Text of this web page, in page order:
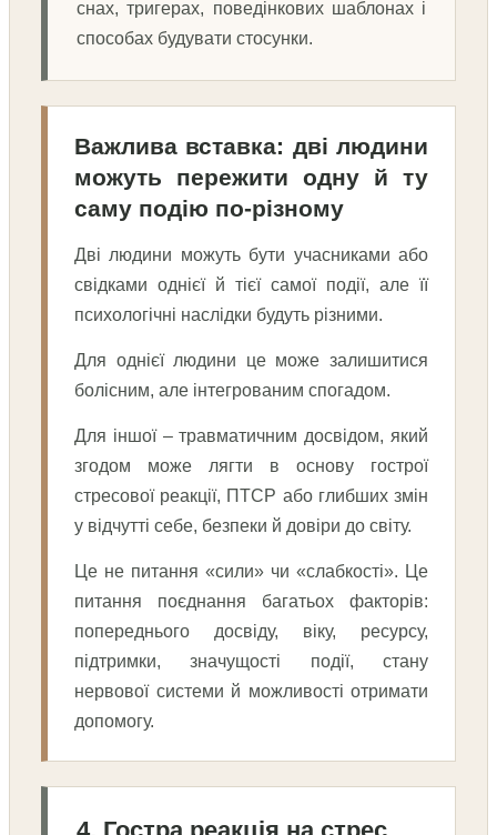
снах, тригерах, поведінкових шаблонах і
способах будувати стосунки.
Важлива вставка: дві людини
можуть пережити одну й ту
саму подію по-різному
Дві людини можуть бути учасниками або
свідками однієї й тієї самої події, але її
психологічні наслідки будуть різними.
Для однієї людини це може залишитися
болісним, але інтегрованим спогадом.
Для іншої – травматичним досвідом, який
згодом може лягти в основу гострої
стресової реакції, ПТСР або глибших змін
у відчутті себе, безпеки й довіри до світу.
Це не питання «сили» чи «слабкості». Це
питання поєднання багатьох факторів:
попереднього досвіду, віку, ресурсу,
підтримки, значущості події, стану
нервової системи й можливості отримати
допомогу.